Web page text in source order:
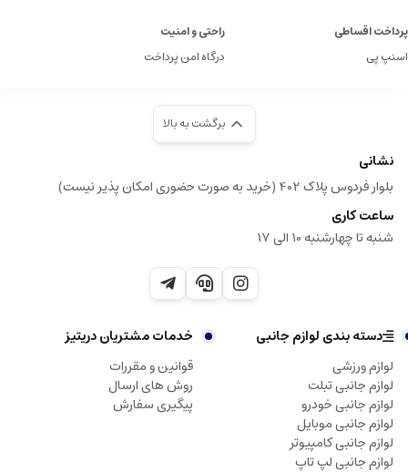
پرداخت اقساطی
اسنپ پی
راحتی و امنیت
درگاه امن پرداخت
برگشت به بالا
نشانی
بلوار فردوس پلاک 402 (خرید به صورت حضوری امکان پذیر نیست)
ساعت کاری
شنبه تا چهارشنبه 10 الی 17
دسته بندی لوازم جانبی
لوازم ورزشی
لوازم جانبی تبلت
لوازم جانبی خودرو
لوازم جانبی موبایل
لوازم جانبی کامپیوتر
لوازم جانبی لپ تاپ
خدمات مشتریان دریتیز
قوانین و مقررات
روش های ارسال
پیگیری سفارش